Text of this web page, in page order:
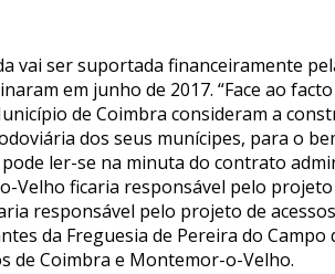
vai ser suportada financeiramente
em junho de 2017. “Face ao
de Coimbra consideram a
dos seus munícipes, para o
pode ler-se na minuta do contrato
Velho ficaria responsável pelo
responsável pelo projeto de
da Freguesia de Pereira do
de Coimbra e Montemor-o-Velho.